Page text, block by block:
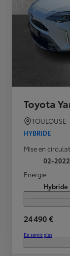
Toyota
TOULOUSE
HYBRIDE
Mise en
02-2022
Energie
Hybride
24 490 €
En savoir plus